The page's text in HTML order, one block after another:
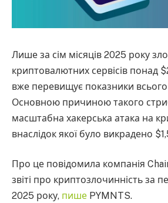
Лише за сім місяців 2025 року
криптовалютних сервісів понад
вже перевищує показники
Основною причиною такого
масштабна хакерська атака на
внаслідок якої було викрадено
Про це повідомила компанія
звіті про криптозлочинність за
2025 року, пише PYMNTS.